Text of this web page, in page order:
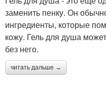
заменить пенку. Он
ингредиенты, которые
кожу. Гель для душа
без него.
читать дальше →